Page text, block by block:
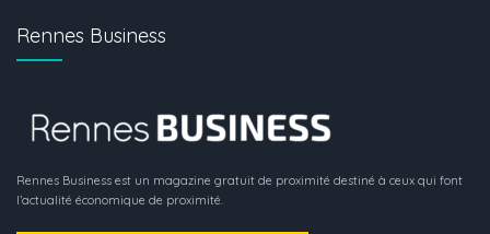
Rennes Business
Rennes Business est un magazine gratuit de proximité destiné à ceux qui font
l’actualité économique de proximité.